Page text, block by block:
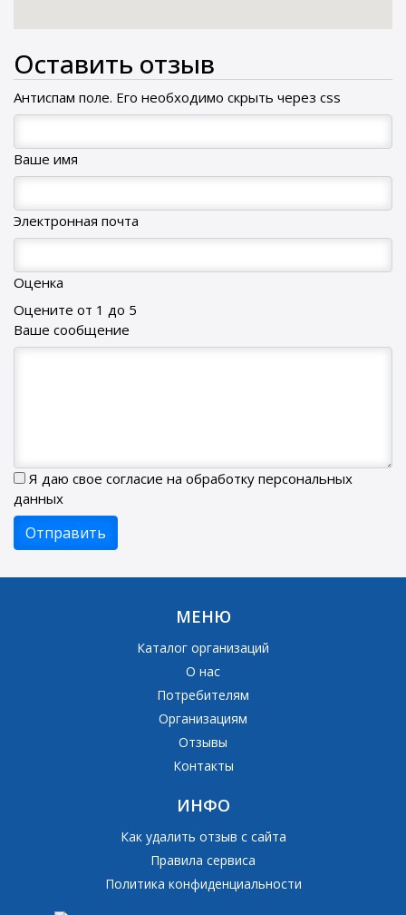
Оставить отзыв
Антиспам поле. Его необходимо скрыть через css
Ваше имя
Электронная почта
Оценка
Оцените от 1 до 5
Ваше сообщение
Я даю свое согласие на обработку персональных
данных
МЕНЮ
Каталог организаций
О нас
Потребителям
Организациям
Отзывы
Контакты
ИНФО
Как удалить отзыв с сайта
Правила сервиса
Политика конфиденциальности